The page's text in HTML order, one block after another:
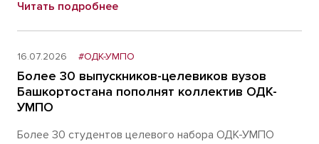
Читать подробнее
16.07.2026 #ОДК-УМПО
Более 30 выпускников-целевиков вузов
Башкортостана пополнят коллектив ОДК-
УМПО
Более 30 студентов целевого набора ОДК-УМПО